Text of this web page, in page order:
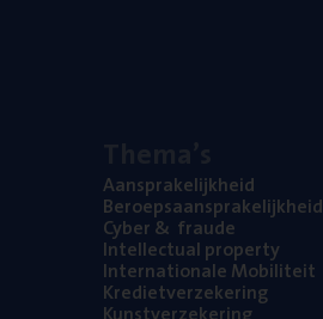
Aan­spra­ke­lijk­heid
Beroeps­aan­spra­ke­lijk­heid
Cyber& fraude
Intel­lec­tu­al property
Inter­na­ti­o­na­le Mobiliteit
Kre­diet­ver­ze­ke­ring